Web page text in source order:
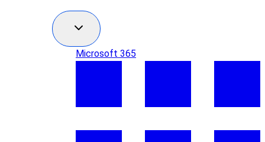
Microsoft 365